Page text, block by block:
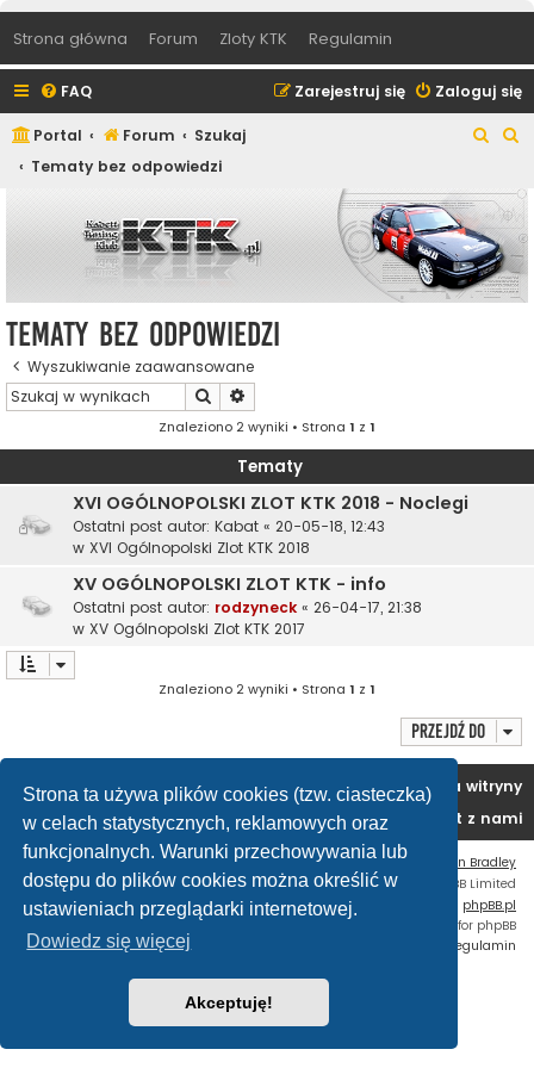
Strona ta używa plików cookies (tzw. ciasteczka)
w celach statystycznych, reklamowych oraz
funkcjonalnych. Warunki przechowywania lub
dostępu do plików cookies można określić w
ustawieniach przeglądarki internetowej.
Dowiedz się więcej
Akceptuję!
Strona główna Forum Zloty KTK Regulamin
FAQ Zaloguj się
Zarejestruj się
Portal Forum
Szukaj
Tematy bez odpowiedzi
u
k
a
u
k
a
j
Tematy bez odpowiedzi
Wyszukiwanie zaawansowane
Szukaj
Znaleziono 2 wyniki • Strona 1 z 1
Tematy
XVI OGÓLNOPOLSKI ZLOT KTK 2018 - Noclegi
Ostatni post autor: Kabat « 20-05-18, 12:43
w XVI Ogólnopolski Zlot KTK 2018
XV OGÓLNOPOLSKI ZLOT KTK - info
Ostatni post autor: rodzyneck « 26-04-17, 21:38
w XV Ogólnopolski Zlot KTK 2017
Znaleziono 2 wyniki • Strona 1 z 1
Przejdź do
Portal Forum
Usuń ciasteczka witryny
Kontakt z nami
Flat Style by
Ian Bradley
Technologię dostarczaphpBB® Forum Software © phpBB Limited
Polski pakiet językowy dostarcza phpBB.pl
extension for phpBB
Regulamin